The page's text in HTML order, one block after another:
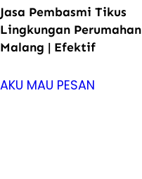
Jasa Pembasmi Tikus
Lingkungan Perumahan
Malang | Efektif
AKU MAU PESAN